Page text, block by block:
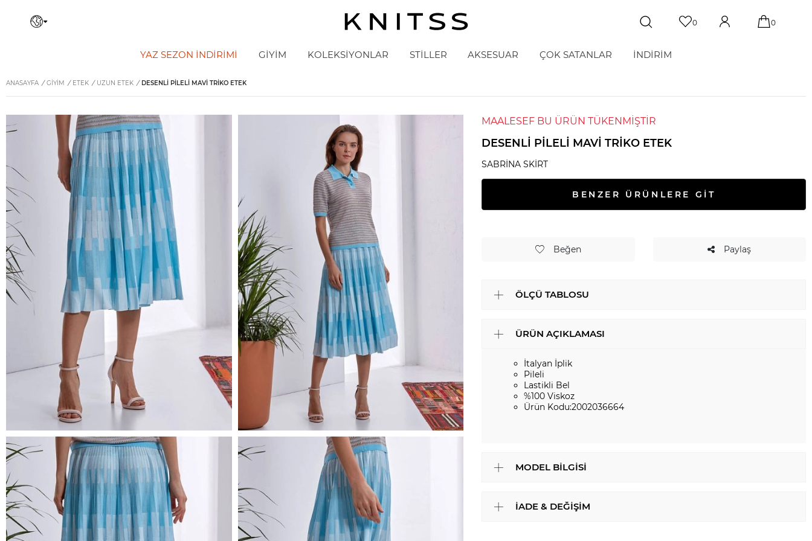
0 0
YAZ SEZON İNDIRIMI GİYİM KOLEKSİYONLAR STİLLER AKSESUAR ÇOK SATANLAR İNDİRİM
ANASAYFA / GİYİM / ETEK / UZUN ETEK / DESENLI PILELI MAVI TRIKO ETEK
MAALESEF BU ÜRÜN TÜKENMİŞTİR
DESENLI PILELI MAVI TRIKO ETEK
SABRINA SKIRT
BENZER ÜRÜNLERE GİT
Beğen Paylaş
ÖLÇÜ TABLOSU
ÜRÜN AÇIKLAMASI
İtalyan İplik
Pileli
Lastikli Bel
%100 Viskoz
Ürün Kodu:2002036664
MODEL BILGISI
İADE & DEĞIŞIM